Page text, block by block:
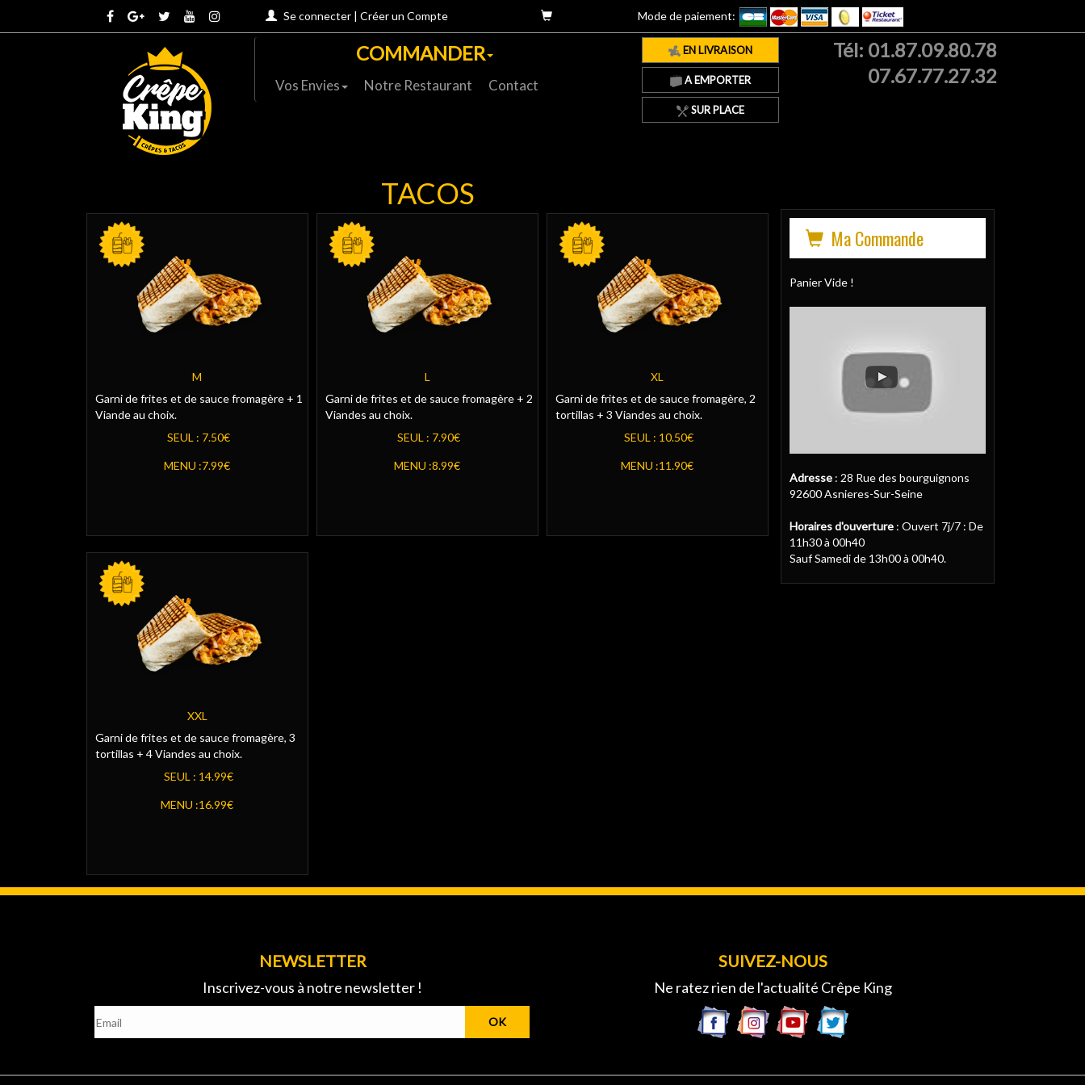
Se connecter | Créer un Compte Mode de paiement:
COMMANDER
Vos Envies Notre Restaurant Contact
EN LIVRAISON
A EMPORTER
SUR PLACE
Tél: 01.87.09.80.78
07.67.77.27.32
TACOS
M
Garni de frites et de sauce fromagère + 1
Viande au choix.
SEUL : 7.50€
MENU :7.99€
L
Garni de frites et de sauce fromagère + 2
Viandes au choix.
SEUL : 7.90€
MENU :8.99€
XL
Garni de frites et de sauce fromagère, 2
tortillas + 3 Viandes au choix.
SEUL : 10.50€
MENU :11.90€
XXL
Garni de frites et de sauce fromagère, 3
tortillas + 4 Viandes au choix.
SEUL : 14.99€
MENU :16.99€
Ma Commande
Panier Vide !
Adresse : 28 Rue des bourguignons
92600 Asnieres-Sur-Seine
Horaires d'ouverture : Ouvert 7j/7 : De
11h30 à 00h40
Sauf Samedi de 13h00 à 00h40.
NEWSLETTER
Inscrivez-vous à notre newsletter !
OK
SUIVEZ-NOUS
Ne ratez rien de l'actualité Crêpe King